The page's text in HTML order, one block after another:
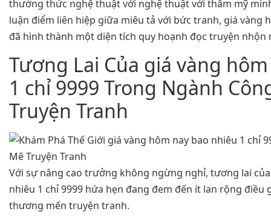
thưởng thức nghệ thuật với nghệ thuật với thẩm mỹ
luận điểm liên hiệp giữa miêu tả với bức tranh, giá vàng
đã hình thành một diện tích quy hoạnh đọc truyện nhộn
Tương Lai Của giá vàng
1 chỉ 9999 Trong Ngành
Truyện Tranh
Với sự nâng cao trưởng không ngừng nghỉ, tương lai
nhiêu 1 chỉ 9999 hứa hẹn đang đem đến ít lan rộng điều
thương mến truyện tranh.